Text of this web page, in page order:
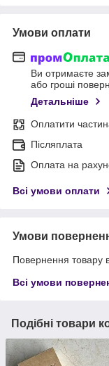
Умови оплати
Ви отримаєте
або гроші
Детальніше
Оплатити
Післяплата
Оплата на
Всі умови оплати
Умови
Повернення товару
Всі умови
Подібні товари